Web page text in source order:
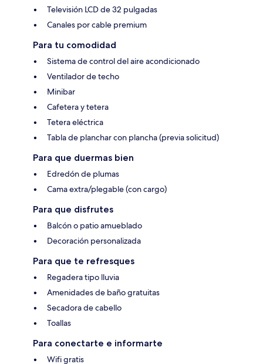
Televisión LCD de 32 pulgadas
Canales por cable premium
Para tu comodidad
Sistema de control del aire acondicionado
Ventilador de techo
Minibar
Cafetera y tetera
Tetera eléctrica
Tabla de planchar con plancha (previa solicitud)
Para que duermas bien
Edredón de plumas
Cama extra/plegable (con cargo)
Para que disfrutes
Balcón o patio amueblado
Decoración personalizada
Para que te refresques
Regadera tipo lluvia
Amenidades de baño gratuitas
Secadora de cabello
Toallas
Para conectarte e informarte
Wifi gratis